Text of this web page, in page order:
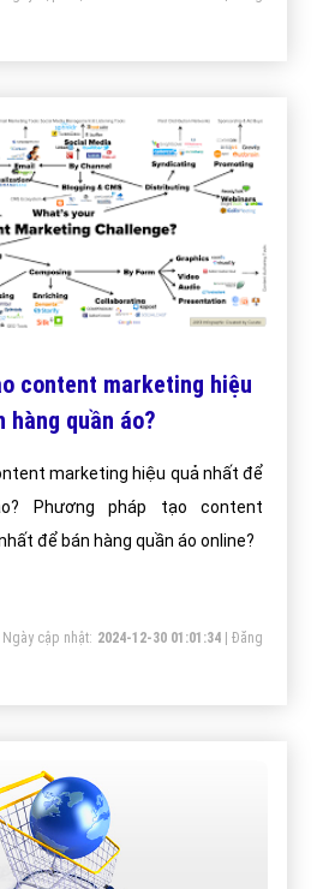
content marketing hiệu
hàng quần áo?
marketing hiệu quả nhất để
Phương pháp tạo content
để bán hàng quần áo online?
cập nhật: 2024-12-30 01:01:34|Đăng